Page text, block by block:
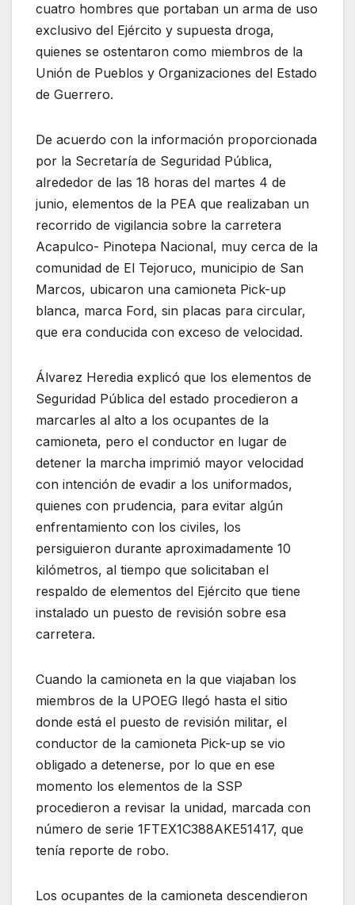
cuatro hombres que portaban un arma de uso
exclusivo del Ejército y supuesta droga,
quienes se ostentaron como miembros de la
Unión de Pueblos y Organizaciones del Estado
de Guerrero.
De acuerdo con la información proporcionada
por la Secretaría de Seguridad Pública,
alrededor de las 18 horas del martes 4 de
junio, elementos de la PEA que realizaban un
recorrido de vigilancia sobre la carretera
Acapulco- Pinotepa Nacional, muy cerca de la
comunidad de El Tejoruco, municipio de San
Marcos, ubicaron una camioneta Pick-up
blanca, marca Ford, sin placas para circular,
que era conducida con exceso de velocidad.
Álvarez Heredia explicó que los elementos de
Seguridad Pública del estado procedieron a
marcarles al alto a los ocupantes de la
camioneta, pero el conductor en lugar de
detener la marcha imprimió mayor velocidad
con intención de evadir a los uniformados,
quienes con prudencia, para evitar algún
enfrentamiento con los civiles, los
persiguieron durante aproximadamente 10
kilómetros, al tiempo que solicitaban el
respaldo de elementos del Ejército que tiene
instalado un puesto de revisión sobre esa
carretera.
Cuando la camioneta en la que viajaban los
miembros de la UPOEG llegó hasta el sitio
donde está el puesto de revisión militar, el
conductor de la camioneta Pick-up se vio
obligado a detenerse, por lo que en ese
momento los elementos de la SSP
procedieron a revisar la unidad, marcada con
número de serie 1FTEX1C388AKE51417, que
tenía reporte de robo.
Los ocupantes de la camioneta descendieron